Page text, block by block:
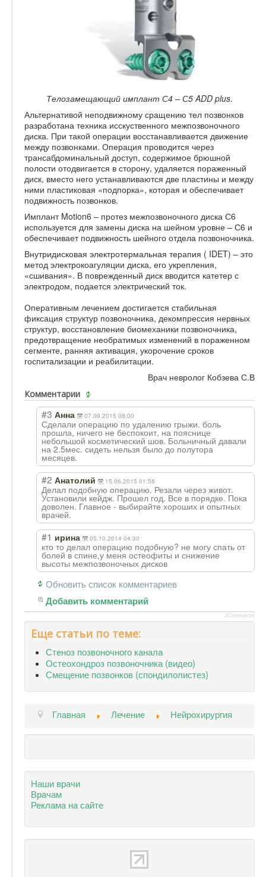
Телозамещающий имплант С4 – С5 ADD plus.
Альтернативой неподвижному сращению тел позвонков
разработана техника исскуственного межпозвоночного
диска. При такой операции восстанавливается движение
между позвонками. Операция проводится через
трансабдоминальный доступ, содержимое брюшной
полости отодвигается в сторону, удаляется пораженный
диск, вместо него устанавливаются две пластины и между
ними пластиковая «подпорка», которая и обеспечивает
подвижность позвонков.
Имплант Motion6 – протез межпозвоночного диска С6
используется для замены диска на шейном уровне – С6 и
обеспечивает подвижность шейного отдела позвоночника.
Внутридисковая электротермальная терапия ( IDET) – это
метод электрокоагуляции диска, его укрепления,
«сшивания». В поврежденный диск вводится катетер с
электродом, подается электрический ток.
Оперативным лечением достигается стабильная
фиксация структур позвоночника, декомпрессия нервных
структур, восстановление биомеханики позвоночника,
предотвращение необратимых изменений в пораженном
сегменте, ранняя активация, укорочение сроков
госпитализации и реабилитации.
Врач невролог Кобзева С.В
Комментарии
#3 Анна 07.09.2015 08:00
Сделали операцию по удалению грыжи. боль
прошла, ничего не беспокоит, на пояснице
небольшой косметический шов. Больничный давали
на 2.5мес. сидеть нельзя было до полутора
месяцев.
#2 Анатолий 15.06.2015 01:58
Делал подобную операцию. Резали через живот.
Установили кейдж. Прошел год. Все в порядке. Пока
доволен. Главное - выбирайте хороших и опытных
врачей.
#1 ирина 05.10.2014 04:30
кто то делал операцию подобную? не могу спать от
болей в спине,у меня остеофиты и снижение
высоты межпозвоночных дисков
Обновить список комментариев
Добавить комментарий
JComments
Еще статьи по теме:
Стеноз позвоночного канала
Остеохондроз позвоночника (видео)
Смещение позвонков (спондилолистез)
Главная Лечение Нейрохирургия
Наши врачи
Врачам
Реклама на сайте